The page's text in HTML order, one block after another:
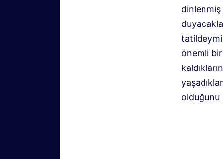
önemli
olduğunu